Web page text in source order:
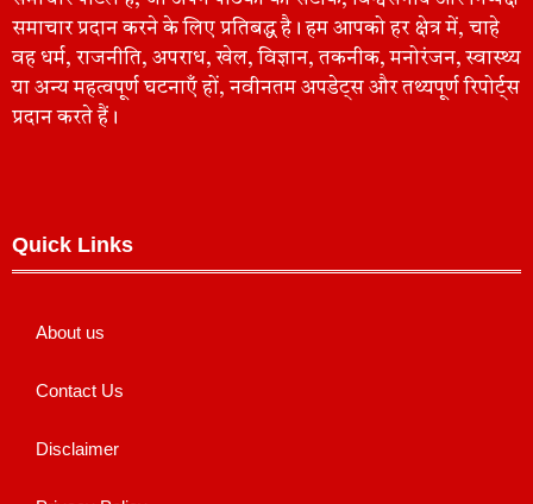
समाचार प्रदान करने के लिए प्रतिबद्ध है। हम आपको हर क्षेत्र में, चाहे
वह धर्म, राजनीति, अपराध, खेल, विज्ञान, तकनीक, मनोरंजन, स्वास्थ्य
या अन्य महत्वपूर्ण घटनाएँ हों, नवीनतम अपडेट्स और तथ्यपूर्ण रिपोर्ट्स
प्रदान करते हैं।
Quick Links
About us
Contact Us
Disclaimer